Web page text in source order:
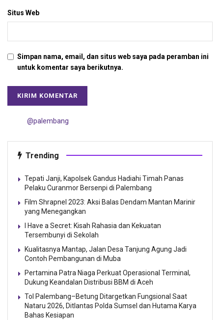
Situs Web
Simpan nama, email, dan situs web saya pada peramban ini
untuk komentar saya berikutnya.
@palembang
Trending
Tepati Janji, Kapolsek Gandus Hadiahi Timah Panas
Pelaku Curanmor Bersenpi di Palembang
Film Shrapnel 2023: Aksi Balas Dendam Mantan Marinir
yang Menegangkan
I Have a Secret: Kisah Rahasia dan Kekuatan
Tersembunyi di Sekolah
Kualitasnya Mantap, Jalan Desa Tanjung Agung Jadi
Contoh Pembangunan di Muba
Pertamina Patra Niaga Perkuat Operasional Terminal,
Dukung Keandalan Distribusi BBM di Aceh
Tol Palembang–Betung Ditargetkan Fungsional Saat
Nataru 2026, Ditlantas Polda Sumsel dan Hutama Karya
Bahas Kesiapan